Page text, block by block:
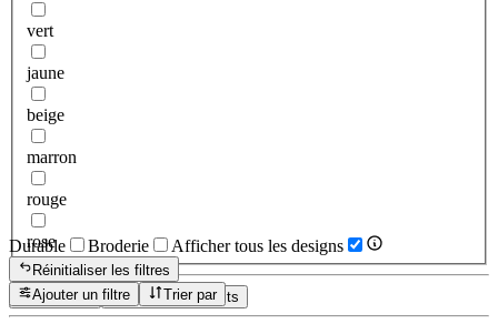
vert
jaune
beige
marron
rouge
rose
Réinitialiser Afficher les produits
Durable Broderie Afficher tous les designs
Réinitialiser les filtres
Ajouter un filtre
Trier par